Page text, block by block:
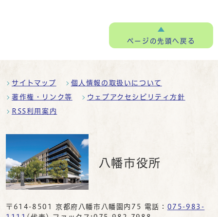
ページの先頭へ戻る
サイトマップ 個人情報の取扱いについて
著作権・リンク等 ウェブアクセシビリティ方針
RSS利用案内
八幡市役所
〒614-8501 京都府八幡市八幡園内75 電話： 075-983-